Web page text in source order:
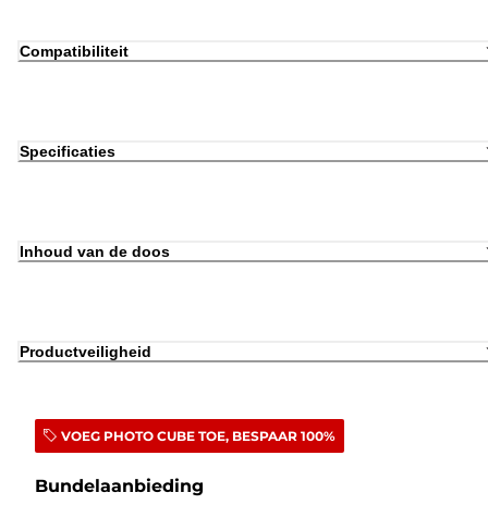
Compatibiliteit
Specificaties
Inhoud van de doos
Productveiligheid
VOEG PHOTO CUBE TOE, BESPAAR 100%
Bundelaanbieding